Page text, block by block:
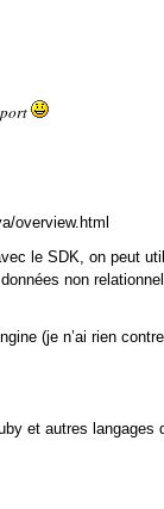
overview.html
le SDK, on peut
non
(je n’ai rien
et autres langages